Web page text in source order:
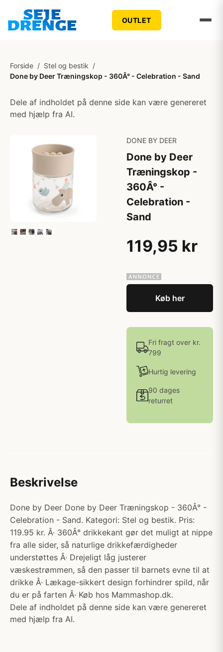
OUTLET
Forside / Stel og bestik /
Done by Deer Træningskop - 360Â° - Celebration - Sand
Dele af indholdet på denne side kan være genereret
med hjælp fra AI.
DONE BY DEER
Done by Deer
Træningskop -
360Â° -
Celebration -
Sand
119,95 kr
Køb her
Fri fragt over kr.
799
Hurtig levering
90 dages
returret
Beskrivelse
Done by Deer Done by Deer Træningskop - 360Â° -
Celebration - Sand. Kategori: Stel og bestik. Pris:
119.95 kr. Â· 360Â° drikkekant gør det muligt at nippe
fra alle sider, så naturlige drikkefærdigheder
understøttes Â· Drejeligt låg justerer
væskestrømmen, så den passer til barnets evne til at
drikke Â· Lækage-sikkert design forhindrer spild, når
du er på farten Â· Køb hos Mammashop.dk.
Dele af indholdet på denne side kan være genereret
med hjælp fra AI.